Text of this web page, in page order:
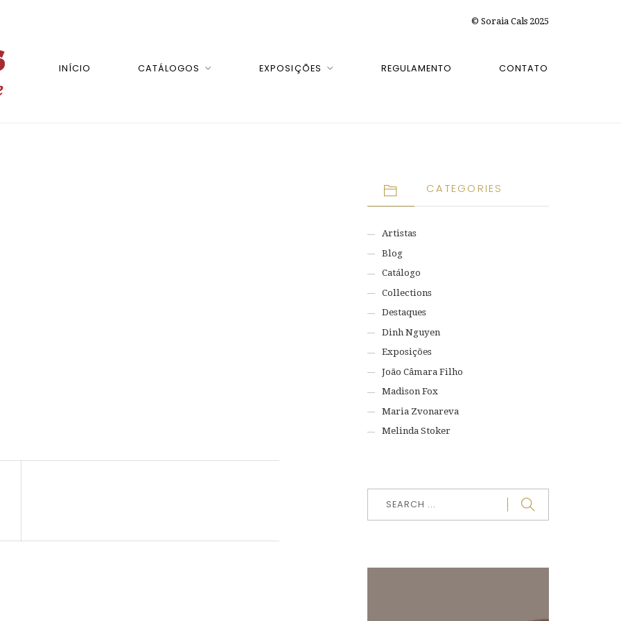
© Soraia Cals 2025
INÍCIO CATÁLOGOS EXPOSIÇÕES REGULAMENTO CONTATO
CATEGORIES
Artistas
Blog
Catálogo
Collections
Destaques
Dinh Nguyen
Exposições
João Câmara Filho
Madison Fox
Maria Zvonareva
Melinda Stoker